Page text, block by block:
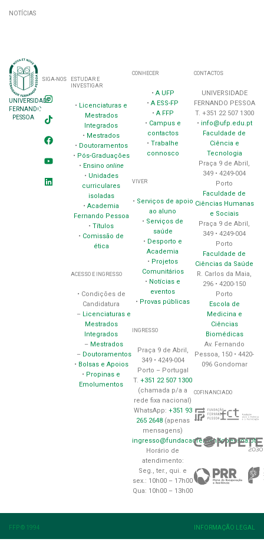
NOTÍCIAS
UNIVERSIDADE
FERNANDO
PESSOA
SIGA-NOS
ESTUDAR E
INVESTIGAR
• Licenciaturas e
Mestrados
Integrados
• Mestrados
• Doutoramentos
• Pós-Graduações
• Ensino online
• Unidades
curriculares
isoladas
•Academia
Fernando Pessoa
•Títulos
• Comissão de
ética
ACESSO E INGRESSO
• Condições de
Candidatura
– Licenciaturas e
Mestrados
Integrados
– Mestrados
– Doutoramentos
• Bolsas e Apoios
• Propinas e
Emolumentos
CONHECER
• A UFP
•A ESS-FP
• A FFP
• Campus e
contactos
•Trabalhe
connosco
VIVER
• Serviços de apoio
ao aluno
• Serviços de
saúde
• Desporto e
Academia
• Projetos
Comunitários
• Notícias e
eventos
• Provas públicas
INGRESSO
Praça 9 de Abril,
349 • 4249-004
Porto – Portugal
T.+351 22 507 1300
(chamada p/a a
rede fixa nacional)
WhatsApp: +351 93
265 2648(apenas
mensagens)
ingresso@fundacaofernandopessoa.pt
Horário de
atendimento:
Seg., ter., qui. e
sex.: 10h00 – 17h00
Qua: 10h00 – 13h00
CONTACTOS
UNIVERSIDADE
FERNANDO PESSOA
T. +351 22 507 1300
• info@ufp.edu.pt
Faculdade de
Ciência e
Tecnologia
Praça 9 de Abril,
349 • 4249-004
Porto
Faculdade de
Ciências Humanas
e Sociais
Praça 9 de Abril,
349 • 4249-004
Porto
Faculdade de
Ciências da Saúde
R. Carlos da Maia,
296 • 4200-150
Porto
Escola de
Medicina e
Ciências
Biomédicas
Av. Fernando
Pessoa, 150 • 4420-
096 Gondomar
COFINANCIADO
FFP © 1994 INFORMAÇÃO LEGAL